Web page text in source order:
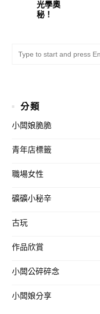
光學奧
秘！
分類
小闆娘脆脆
青年店標籤
職場女性
礦礦小秘辛
古玩
作品欣賞
小闆公碎碎念
小闆娘分享